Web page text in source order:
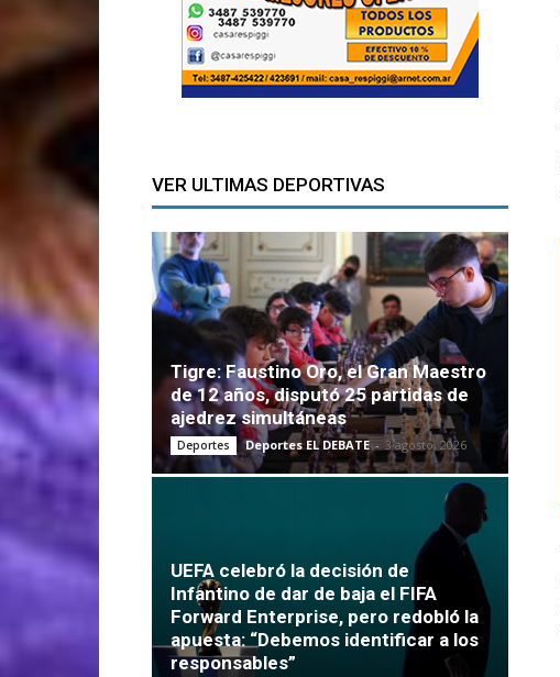
VER ULTIMAS DEPORTIVAS
Tigre: Faustino Oro, el Gran Maestro
de 12 años, disputó 25 partidas de
ajedrez simultáneas
Deportes Deportes EL DEBATE - 3 agosto, 2026
UEFA celebró la decisión de
Infantino de dar de baja el FIFA
Forward Enterprise, pero redobló la
apuesta: “Debemos identificar a los
responsables”